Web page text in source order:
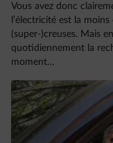
Vous avez donc
l’électricité est la
(super-)creuses. Mais
quotidiennement la
moment…